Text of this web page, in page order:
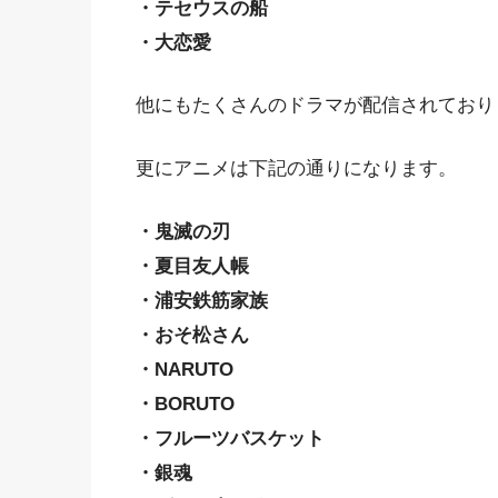
・テセウスの船
・大恋愛
他にもたくさんのドラマが配信されてお
更にアニメは下記の通りになります。
・鬼滅の刃
・夏目友人帳
・浦安鉄筋家族
・おそ松さん
・NARUTO
・BORUTO
・フルーツバスケット
・銀魂